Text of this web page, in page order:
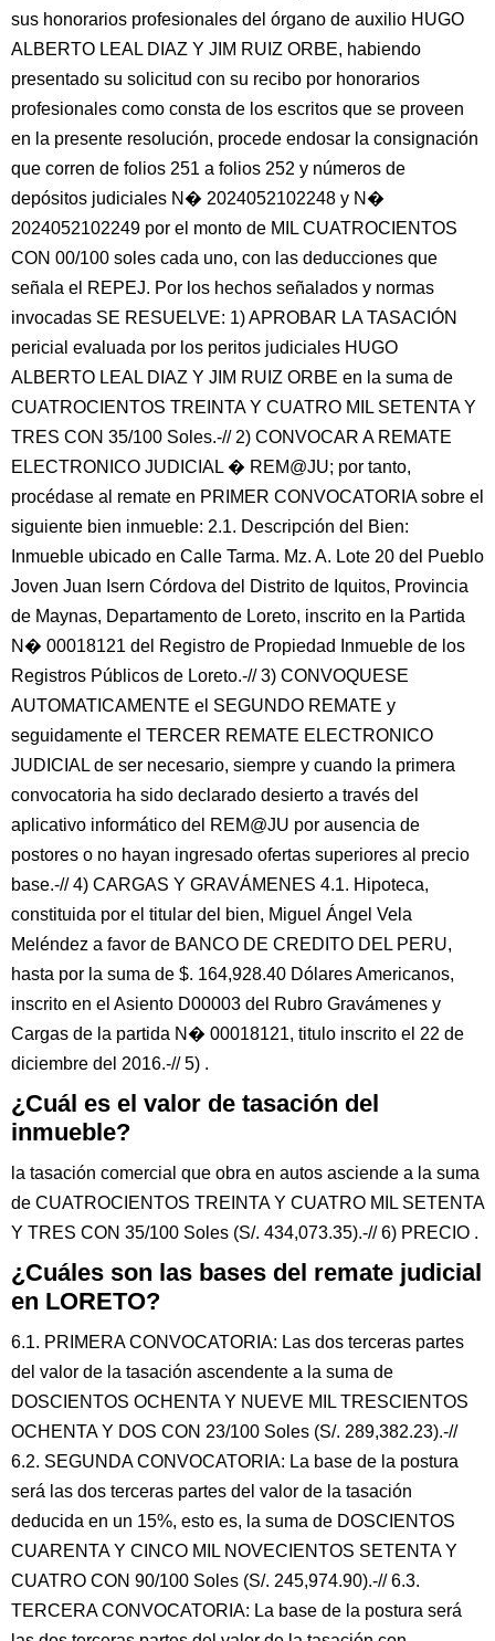
sus honorarios profesionales del órgano de auxilio HUGO
ALBERTO LEAL DIAZ Y JIM RUIZ ORBE, habiendo
presentado su solicitud con su recibo por honorarios
profesionales como consta de los escritos que se proveen
en la presente resolución, procede endosar la consignación
que corren de folios 251 a folios 252 y números de
depósitos judiciales N� 2024052102248 y N�
2024052102249 por el monto de MIL CUATROCIENTOS
CON 00/100 soles cada uno, con las deducciones que
señala el REPEJ. Por los hechos señalados y normas
invocadas SE RESUELVE: 1) APROBAR LA TASACIÓN
pericial evaluada por los peritos judiciales HUGO
ALBERTO LEAL DIAZ Y JIM RUIZ ORBE en la suma de
CUATROCIENTOS TREINTA Y CUATRO MIL SETENTA Y
TRES CON 35/100 Soles.-// 2) CONVOCAR A REMATE
ELECTRONICO JUDICIAL � REM@JU; por tanto,
procédase al remate en PRIMER CONVOCATORIA sobre el
siguiente bien inmueble: 2.1. Descripción del Bien:
Inmueble ubicado en Calle Tarma. Mz. A. Lote 20 del Pueblo
Joven Juan Isern Córdova del Distrito de Iquitos, Provincia
de Maynas, Departamento de Loreto, inscrito en la Partida
N� 00018121 del Registro de Propiedad Inmueble de los
Registros Públicos de Loreto.-// 3) CONVOQUESE
AUTOMATICAMENTE el SEGUNDO REMATE y
seguidamente el TERCER REMATE ELECTRONICO
JUDICIAL de ser necesario, siempre y cuando la primera
convocatoria ha sido declarado desierto a través del
aplicativo informático del REM@JU por ausencia de
postores o no hayan ingresado ofertas superiores al precio
base.-// 4) CARGAS Y GRAVÁMENES 4.1. Hipoteca,
constituida por el titular del bien, Miguel Ángel Vela
Meléndez a favor de BANCO DE CREDITO DEL PERU,
hasta por la suma de $. 164,928.40 Dólares Americanos,
inscrito en el Asiento D00003 del Rubro Gravámenes y
Cargas de la partida N� 00018121, titulo inscrito el 22 de
diciembre del 2016.-// 5) .
¿Cuál es el valor de tasación del
inmueble?
la tasación comercial que obra en autos asciende a la suma
de CUATROCIENTOS TREINTA Y CUATRO MIL SETENTA
Y TRES CON 35/100 Soles (S/. 434,073.35).-// 6) PRECIO .
¿Cuáles son las bases del remate judicial
en LORETO?
6.1. PRIMERA CONVOCATORIA: Las dos terceras partes
del valor de la tasación ascendente a la suma de
DOSCIENTOS OCHENTA Y NUEVE MIL TRESCIENTOS
OCHENTA Y DOS CON 23/100 Soles (S/. 289,382.23).-//
6.2. SEGUNDA CONVOCATORIA: La base de la postura
será las dos terceras partes del valor de la tasación
deducida en un 15%, esto es, la suma de DOSCIENTOS
CUARENTA Y CINCO MIL NOVECIENTOS SETENTA Y
CUATRO CON 90/100 Soles (S/. 245,974.90).-// 6.3.
TERCERA CONVOCATORIA: La base de la postura será